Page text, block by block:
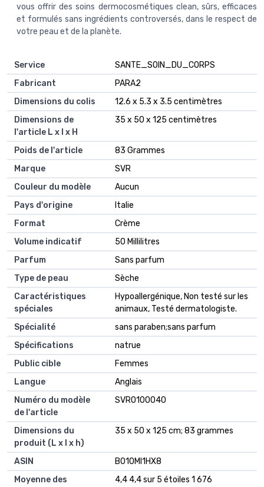
vous offrir des soins dermocosmétiques clean, sûrs, efficaces
et formulés sans ingrédients controversés, dans le respect de
votre peau et de la planète.
Service
‎SANTE_SOIN_DU_CORPS
Fabricant
‎PARA2
Dimensions du colis
‎12.6 x 5.3 x 3.5 centimètres
Dimensions de
l'article L x l x H
‎35 x 50 x 125 centimètres
Poids de l'article
‎83 Grammes
Marque
‎SVR
Couleur du modèle
‎Aucun
Pays d'origine
‎Italie
Format
‎Crème
Volume indicatif
‎50 Millilitres
Parfum
‎Sans parfum
Type de peau
‎Sèche
Caractéristiques
spéciales
‎Hypoallergénique, Non testé sur les
animaux, Testé dermatologiste.
Spécialité
‎sans paraben;sans parfum
Spécifications
‎natrue
Public cible
‎Femmes
Langue
‎Anglais
Numéro du modèle
de l'article
‎SVR0100040
Dimensions du
produit (L x l x h)
‎35 x 50 x 125 cm; 83 grammes
ASIN
‎B010MI1HX8
Moyenne des
4,4 4,4 sur 5 étoiles 1 676